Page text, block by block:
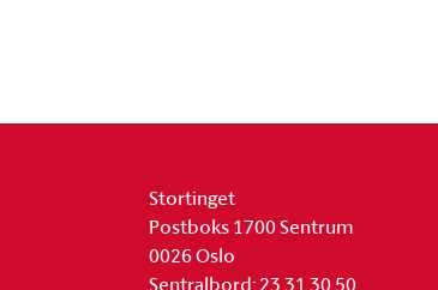
Stortinget
Postboks 1700 Sentrum
0026 Oslo
Sentralbord: 23 31 30 50